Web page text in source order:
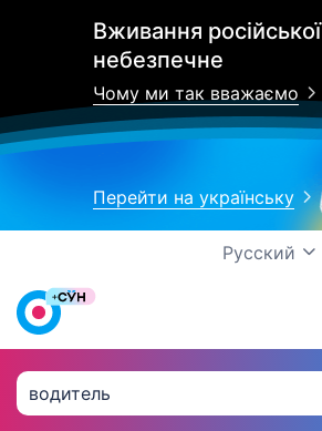
Вживання російської
небезпечне
Чому ми так вважаємо
Перейти на українську
Русский